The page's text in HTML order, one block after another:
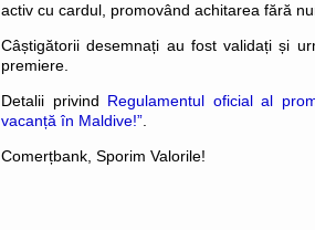
activ cu cardul, promovând achitarea fără
Câștigătorii desemnați au fost validați și
premiere.
Detalii privind Regulamentul oficial al
vacanță în Maldive!”
Comerțbank, Sporim Valorile!